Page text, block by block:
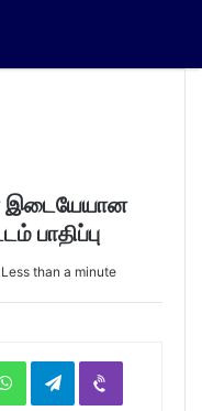
இடையேயான
பாதிப்பு
Less than a minute
WhatsAppTelegramViber